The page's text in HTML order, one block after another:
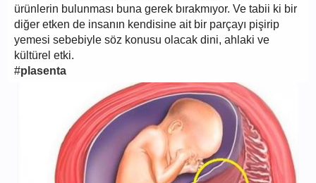
ürünlerin bulunması buna gerek bırakmıyor. Ve tabii ki bir
diğer etken de insanın kendisine ait bir parçayı pişirip
yemesi sebebiyle söz konusu olacak dini, ahlaki ve
kültürel etki.
#plasenta